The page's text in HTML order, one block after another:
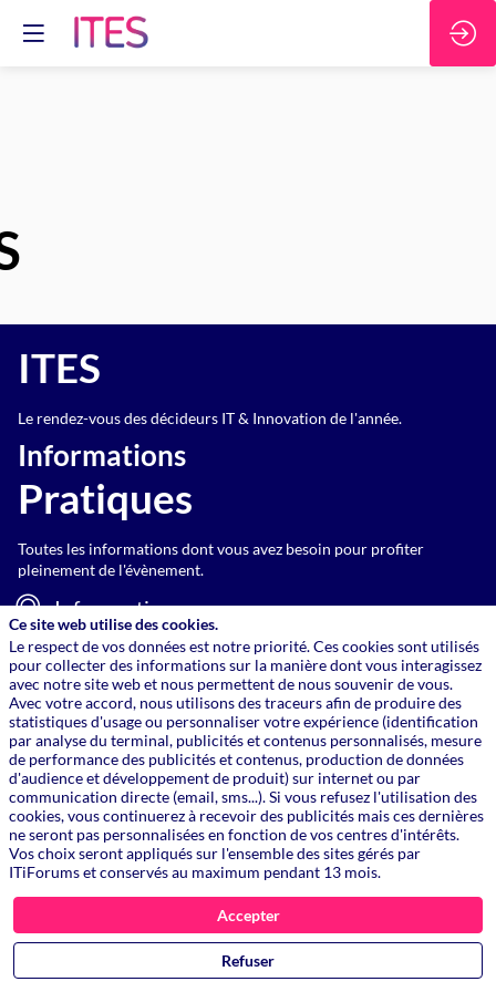
ITES
Le rendez-vous des décideurs IT & Innovation de l'année.
Informations
Pratiques
Toutes les informations dont vous avez besoin pour profiter
pleinement de l'évènement.
Infos pratiques
Conditions d'utilisation
Contact
Retrouvez
Nous
Toutes les informations dont vous avez besoin pour profiter
pleinement de l'évènement.
Le Cercle IT
Ce site web utilise des cookies.
Le respect de vos données est notre priorité. Ces cookies sont utilisés
pour collecter des informations sur la manière dont vous interagissez
avec notre site web et nous permettent de nous souvenir de vous.
Avec votre accord, nous utilisons des traceurs afin de produire des
statistiques d'usage ou personnaliser votre expérience (identification
par analyse du terminal, publicités et contenus personnalisés, mesure
de performance des publicités et contenus, production de données
d'audience et développement de produit) sur internet ou par
communication directe (email, sms...). Si vous refusez l'utilisation des
cookies, vous continuerez à recevoir des publicités mais ces dernières
ne seront pas personnalisées en fonction de vos centres d'intérêts.
Vos choix seront appliqués sur l'ensemble des sites gérés par
ITiForums et conservés au maximum pendant 13 mois.
Accepter
Refuser